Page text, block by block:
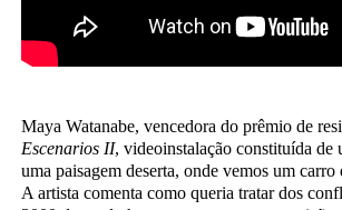
Maya Watanabe, vencedora do prêmio de
Escenarios II, videoinstalação constituída de
uma paisagem deserta, onde vemos um
A artista comenta como queria tratar dos